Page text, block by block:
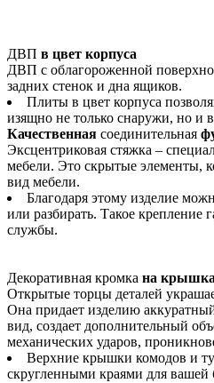
ДВП в цвет корпуса
ДВП с облагороженной
задних стенок и дна ящиков.
Плиты в цвет корпуса
изящно не только снаружи, но и
Качественная соединительная
Эксцентриковая стяжка –
мебели. Это скрытые элементы,
вид мебели.
Благодаря этому изделие
или разбирать. Такое крепление
службы.
Декоративная кромка на
Открытые торцы деталей
Она придает изделию
вид, создает дополнительный
механических ударов,
Верхние крышки комодов и
скругленными краями для вашей